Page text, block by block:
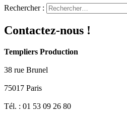
Rechercher :
Contactez-nous !
Templiers Production
38 rue Brunel
75017 Paris
Tél. : 01 53 09 26 80